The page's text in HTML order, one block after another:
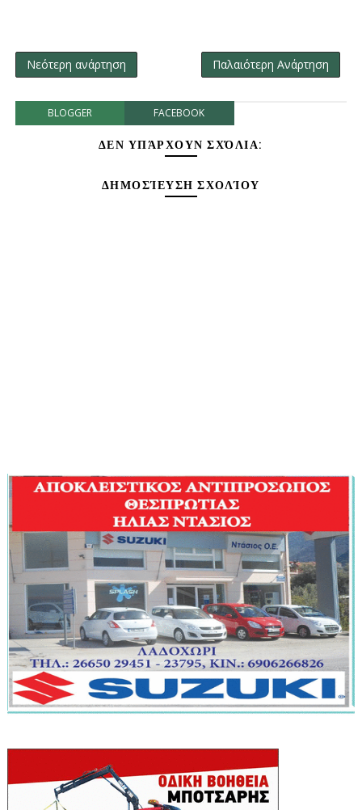
Νεότερη ανάρτηση Παλαιότερη Ανάρτηση
BLOGGER FACEBOOK
ΔΕΝ ΥΠΆΡΧΟΥΝ ΣΧΌΛΙΑ:
ΔΗΜΟΣΊΕΥΣΗ ΣΧΟΛΊΟΥ